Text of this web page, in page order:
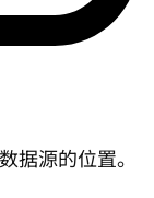
据源的位置。